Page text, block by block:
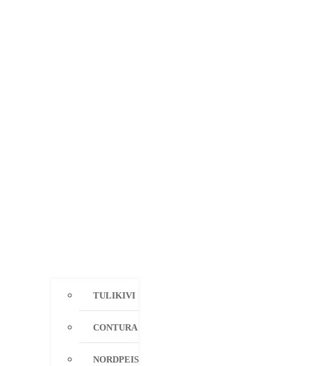
TULIKIVI
CONTURA
NORDPEIS